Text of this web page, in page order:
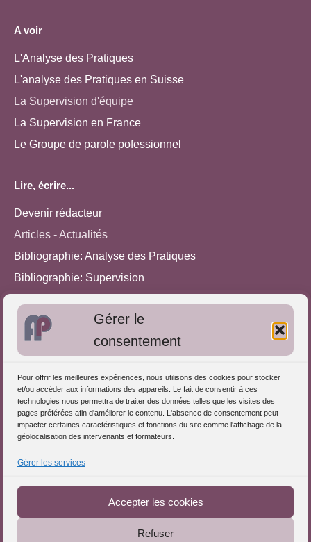
Gérer le
consentement
Pour offrir les meilleures expériences, nous utilisons des cookies pour stocker
et/ou accéder aux informations des appareils. Le fait de consentir à ces
technologies nous permettra de traiter des données telles que les visites des
pages préférées afin d'améliorer le contenu. L'absence de consentement peut
impacter certaines caractéristiques et fonctions du site comme l'affichage de la
géolocalisation des intervenants et formateurs.
Gérer les services
Accepter les cookies
Refuser
A voir
L'Analyse des Pratiques
L'analyse des Pratiques en Suisse
La Supervision d'équipe
La Supervision en France
Le Groupe de parole pofessionnel
Lire, écrire...
Devenir rédacteur
Articles - Actualités
Bibliographie: Analyse des Pratiques
Bibliographie: Supervision
Approches de l'Analyse des pratiques
S'inscrire dans l'Annuaire
Publiez vos formations
Charte déontologique